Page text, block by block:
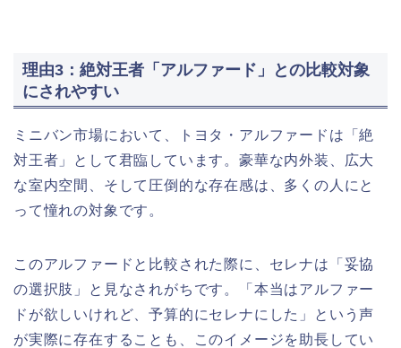
理由3：絶対王者「アルファード」との比較対象
にされやすい
ミニバン市場において、トヨタ・アルファードは「絶
対王者」として君臨しています。豪華な内外装、広大
な室内空間、そして圧倒的な存在感は、多くの人にと
って憧れの対象です。
このアルファードと比較された際に、セレナは「妥協
の選択肢」と見なされがちです。「本当はアルファー
ドが欲しいけれど、予算的にセレナにした」という声
が実際に存在することも、このイメージを助長してい